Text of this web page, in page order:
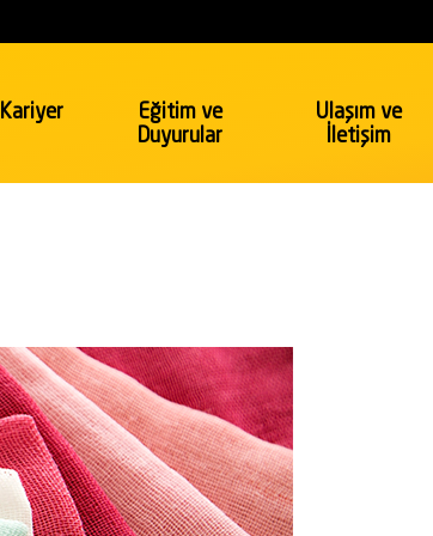
Sağlık ve Güzellik
Güzellik ve Kişisel Bakım
Hükümet & Ticaret
Kuzey Irak Bölgesel İhracat
Uygunluk Değerlendirme Programı
Kurumlar ve Kuruluşlar
Kariyer
Eğitim ve
Duyurular
Ulaşım ve
İletişim